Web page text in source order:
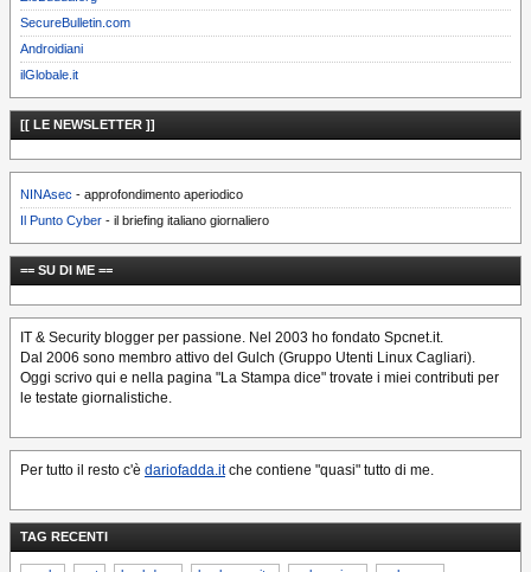
SecureBulletin.com
Androidiani
ilGlobale.it
[[ LE NEWSLETTER ]]
NINAsec - approfondimento aperiodico
Il Punto Cyber - il briefing italiano giornaliero
== SU DI ME ==
IT & Security blogger per passione. Nel 2003 ho fondato Spcnet.it.
Dal 2006 sono membro attivo del Gulch (Gruppo Utenti Linux Cagliari).
Oggi scrivo qui e nella pagina "La Stampa dice" trovate i miei contributi per
le testate giornalistiche.
Per tutto il resto c'è dariofadda.itche contiene "quasi" tutto di me.
TAG RECENTI